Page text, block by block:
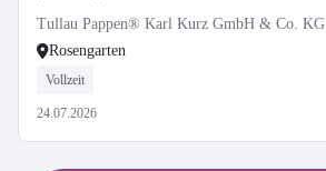
Tullau Pappen® Karl Kurz GmbH & Co. KG
Rosengarten
Vollzeit
24.07.2026